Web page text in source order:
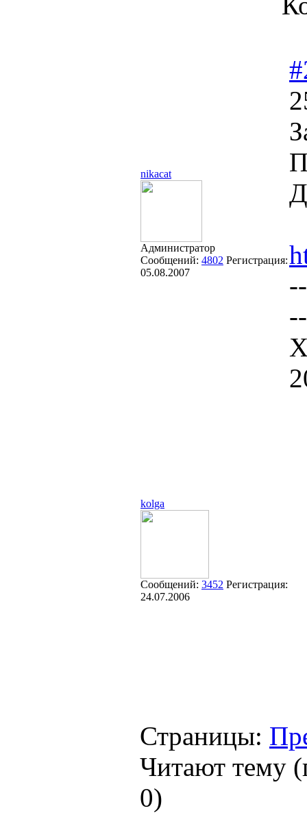
nikacat
Администратор
Сообщений: 4802 Регистрация:
05.08.2007
kolga
Сообщений: 3452 Регистрация:
24.07.2006
Страницы:
Читают тему
0)